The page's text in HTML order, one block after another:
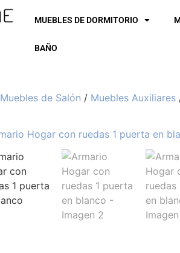
MUEBLES DE DORMITORIO
BAÑO
Muebles de Salón / Muebles Auxiliares